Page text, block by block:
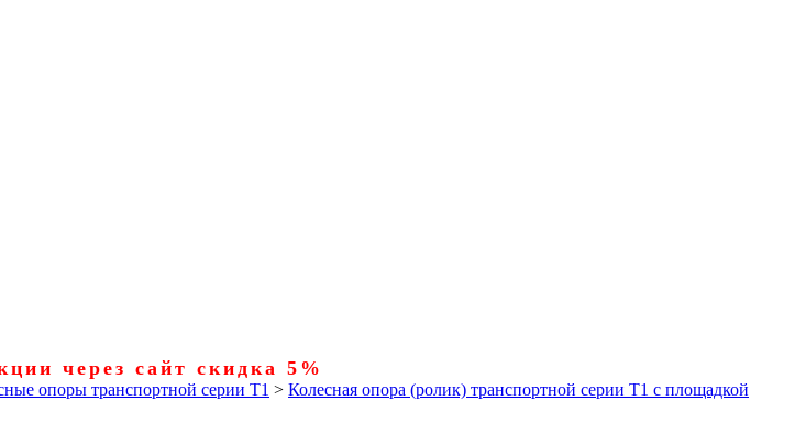
через сайт скидка 5%
опоры транспортной серии Т1 > Колесная опора (ролик) транспортной серии Т1 с площадкой